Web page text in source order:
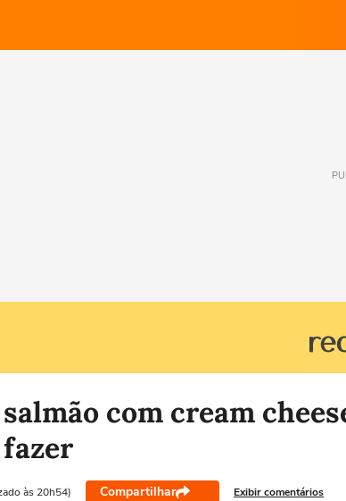
com cream
às 20h54) Compartilhar Exibir comentários